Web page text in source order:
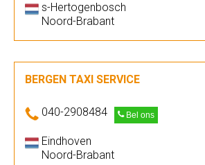
s-Hertogenbosch
Noord-Brabant
BERGEN TAXI SERVICE
040-2908484 Bel ons
Eindhoven
Noord-Brabant